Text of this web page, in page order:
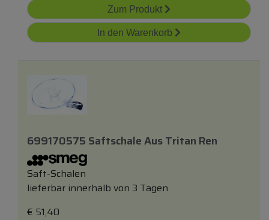
Zum Produkt
In den Warenkorb
699170575 Saftschale Aus Tritan Ren
Saft-Schalen
lieferbar innerhalb von 3 Tagen
€ 51,40